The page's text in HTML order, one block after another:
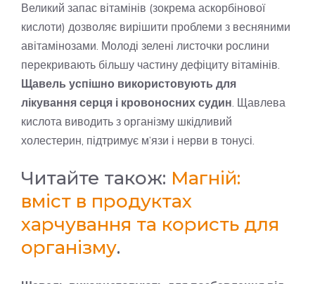
Великий запас вітамінів (зокрема аскорбінової
кислоти) дозволяє вирішити проблеми з весняними
авітамінозами. Молоді зелені листочки рослини
перекривають більшу частину дефіциту вітамінів.
Щавель успішно використовують для
лікування серця і кровоносних судин. Щавлева
кислота виводить з організму шкідливий
холестерин, підтримує м’язи і нерви в тонусі.
Читайте також: Магній:
вміст в продуктах
харчування та користь для
організму.